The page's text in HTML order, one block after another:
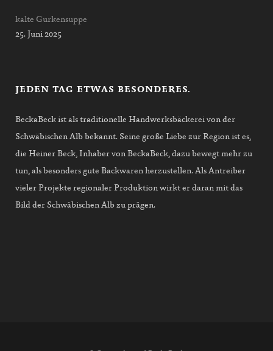
kalte Gurkensuppe
25. Juni 2025
JEDEN TAG ETWAS BESONDERES.
BeckaBeck ist als traditionelle Handwerksbäckerei von der
Schwäbischen Alb bekannt. Seine große Liebe zur Region ist es,
die Heiner Beck, Inhaber von BeckaBeck, dazu bewegt mehr zu
tun, als besonders gute Backwaren herzustellen. Als Antreiber
vieler Projekte regionaler Produktion wirkt er daran mit das
Bild der Schwäbischen Alb zu prägen.